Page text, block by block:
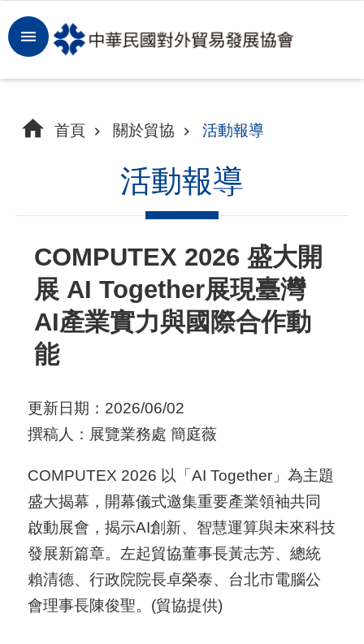
跳到主要內容區塊
登
入
拓
場
於
貿
協
全
首頁 關於貿協 活動報導
活動報導
COMPUTEX 2026 盛大開
展 AI Together展現臺灣
AI產業實力與國際合作動
能
更新日期：2026/06/02
撰稿人：展覽業務處 簡庭薇
COMPUTEX 2026 以「AI Together」為主題
盛大揭幕，開幕儀式邀集重要產業領袖共同
啟動展會，揭示AI創新、智慧運算與未來科技
發展新篇章。左起貿協董事長黃志芳、總統
賴清德、行政院院長卓榮泰、台北市電腦公
會理事長陳俊聖。(貿協提供)